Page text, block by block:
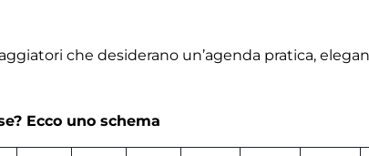
che desiderano un’agenda pratica,
Ecco uno schema